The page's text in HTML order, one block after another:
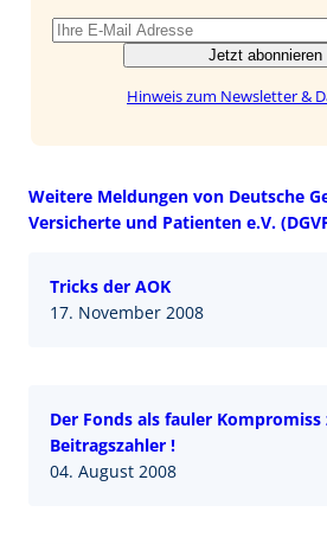
Jetzt abonnieren
Hinweis zum Newsletter &
Weitere Meldungen von Deutsche
Versicherte und Patienten e.V.
Tricks der AOK
17. November 2008
Der Fonds als fauler Kompromiss
Beitragszahler !
04. August 2008